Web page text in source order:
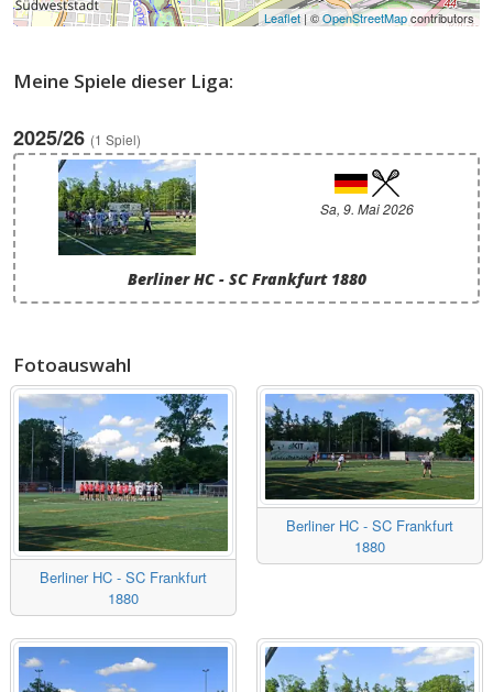
Leaflet | ©OpenStreetMapcontributors
Meine Spiele dieser Liga:
2025/26 (1 Spiel)
Sa, 9. Mai 2026
Berliner HC - SC Frankfurt 1880
Fotoauswahl
Berliner HC - SC Frankfurt
1880
Berliner HC - SC Frankfurt
1880